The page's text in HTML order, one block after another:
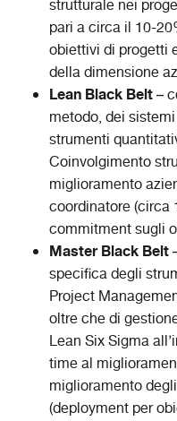
strutturale nei
pari a circa il 10-
obiettivi di progetti
della dimensione
Lean Black Belt–
metodo, dei
strumenti
Coinvolgimento
miglioramento
coordinatore (circa
commitment sugli
Master Black Belt
specifica degli
Project
oltre che di
Lean Six Sigma
time al
miglioramento
(deployment per